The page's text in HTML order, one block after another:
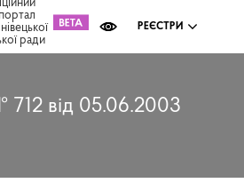
ради
РЕЄСТРИ
712 від 05.06.2003